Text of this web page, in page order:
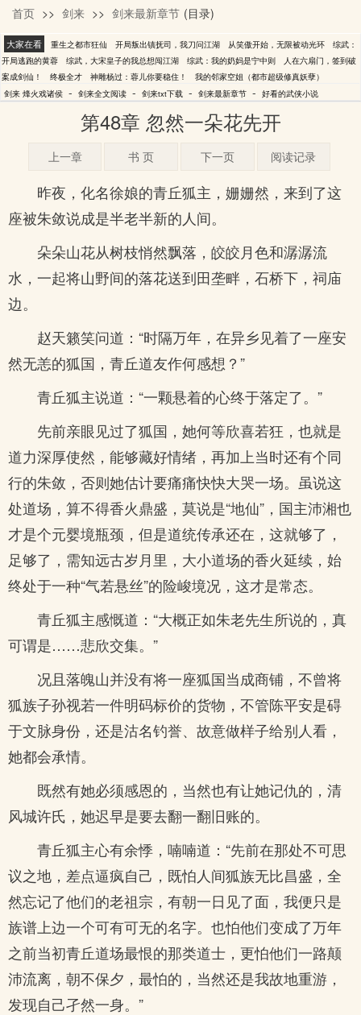
烽火戏诸侯
首页 >> 剑来 >> 剑来最新章节 (目录)
大家在看 重生之都市狂仙 开局叛出镇抚司，我刀问江湖 从笑傲开始，无限被动光环
综武：
开局逃跑的黄蓉
综武，大宋皇子的我总想闯江湖 综武：我的奶妈是宁中则
人在六扇门，签到破
案成剑仙！
终极全才 神雕杨过：蓉儿你要稳住！
我的邻家空姐（都市超级修真妖孽）
剑来 烽火戏诸侯 - 剑来全文阅读 - 剑来txt下载 - 剑来最新章节 - 好看的武侠小说
第48章 忽然一朵花先开
上一章 书 页 下一页 阅读记录
昨夜，化名徐娘的青丘狐主，姗姗然，来到了这
座被朱敛说成是半老半新的人间。
朵朵山花从树枝悄然飘落，皎皎月色和潺潺流
水，一起将山野间的落花送到田垄畔，石桥下，祠庙
边。
赵天籁笑问道：“时隔万年，在异乡见着了一座安
然无恙的狐国，青丘道友作何感想？”
青丘狐主说道：“一颗悬着的心终于落定了。”
先前亲眼见过了狐国，她何等欣喜若狂，也就是
道力深厚使然，能够藏好情绪，再加上当时还有个同
行的朱敛，否则她估计要痛痛快快大哭一场。虽说这
处道场，算不得香火鼎盛，莫说是“地仙”，国主沛湘也
才是个元婴境瓶颈，但是道统传承还在，这就够了，
足够了，需知远古岁月里，大小道场的香火延续，始
终处于一种“气若悬丝”的险峻境况，这才是常态。
青丘狐主感慨道：“大概正如朱老先生所说的，真
可谓是……悲欣交集。”
况且落魄山并没有将一座狐国当成商铺，不曾将
狐族子孙视若一件明码标价的货物，不管陈平安是碍
于文脉身份，还是沽名钓誉、故意做样子给别人看，
她都会承情。
既然有她必须感恩的，当然也有让她记仇的，清
风城许氏，她迟早是要去翻一翻旧账的。
青丘狐主心有余悸，喃喃道：“先前在那处不可思
议之地，差点逼疯自己，既怕人间狐族无比昌盛，全
然忘记了他们的老祖宗，有朝一日见了面，我便只是
族谱上边一个可有可无的名字。也怕他们变成了万年
之前当初青丘道场最恨的那类道士，更怕他们一路颠
沛流离，朝不保夕，最怕的，当然还是我故地重游，
发现自己孑然一身。”